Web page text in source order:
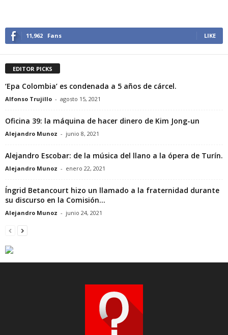
11,962 Fans LIKE
EDITOR PICKS
‘Epa Colombia’ es condenada a 5 años de cárcel.
Alfonso Trujillo - agosto 15, 2021
Oficina 39: la máquina de hacer dinero de Kim Jong-un
Alejandro Munoz - junio 8, 2021
Alejandro Escobar: de la música del llano a la ópera de Turín.
Alejandro Munoz - enero 22, 2021
Íngrid Betancourt hizo un llamado a la fraternidad durante
su discurso en la Comisión...
Alejandro Munoz - junio 24, 2021